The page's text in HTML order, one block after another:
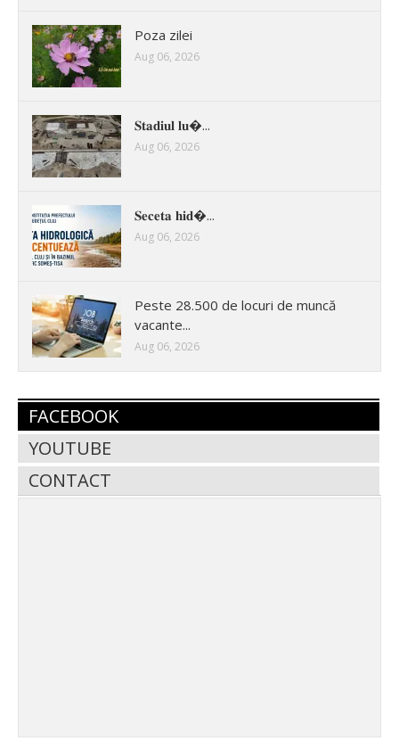
Poza zilei
Aug 06, 2026
𝐒𝐭𝐚𝐝𝐢𝐮𝐥 𝐥𝐮�...
Aug 06, 2026
𝐒𝐞𝐜𝐞𝐭𝐚 𝐡𝐢𝐝�...
Aug 06, 2026
Peste 28.500 de locuri de muncă
vacante...
Aug 06, 2026
FACEBOOK
YOUTUBE
CONTACT